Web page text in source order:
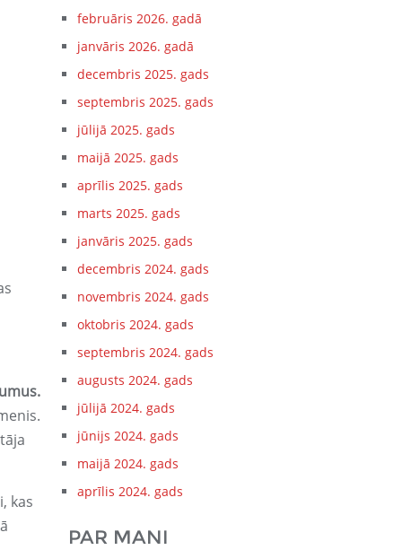
kas
februāris 2026. gadā
janvāris 2026. gadā
decembris 2025. gads
septembris 2025. gads
jūlijā 2025. gads
maijā 2025. gads
aprīlis 2025. gads
marts 2025. gads
janvāris 2025. gads
decembris 2024. gads
novembris 2024. gads
oktobris 2024. gads
septembris 2024. gads
augusts 2024. gads
jūlijā 2024. gads
jūnijs 2024. gads
maijā 2024. gads
aprīlis 2024. gads
PAR MANI